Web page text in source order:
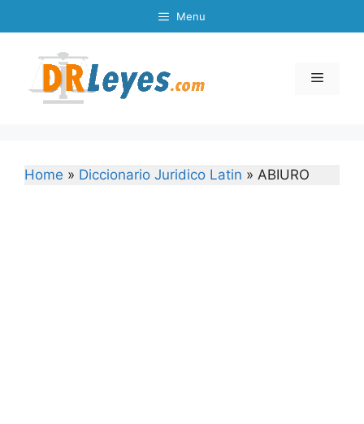
to
Menu
Menu
Home » Diccionario Juridico Latin » ABIURO